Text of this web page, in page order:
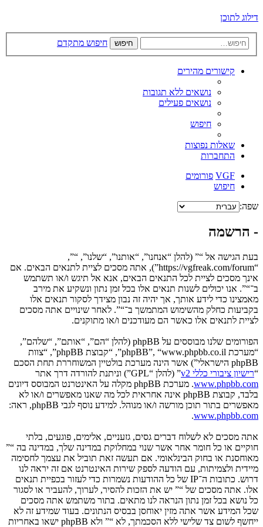
דילוג לתוכן
חיפוש חיפוש מתקדם
קישורים מהירים
נושאים ללא תגובות
נושאים פעילים
חיפוש
שאלות נפוצות
התחברות
VGF פורומים
חיפוש
שפה:
- הרשמה
בעת הגישה אל “” (להלן “אנחנו”, “אותנו”, “שלנו”, “”,
“https://vgfreak.com/forum”), אתה מסכים לציית לתנאים הבאים. אם
אינך מסכים לציית לכל התנאים הבאים, אנא אל תיגש ו/או תשתמש
ב־“”. אנו יכולים לשנות תנאים אלו בכל זמן נתון ונשקיע את מירב
מאמצינו כדי לידע אותך, אך יהיה זה נבון מצידך לסקור תנאים אלו
בקביעות כחלק מהשימוש המתמשך ב־“”. לאחר שינויים אתה מסכים
לציית לתנאים אלו כאשר הם מעודכנים ו/או מתוקנים.
הפורומים שלנו מבוססים על phpBB (להלן “הם”, “אותם”, “שלהם”,
“מערכת phpBB”, “www.phpbb.co.il”, “קבוצת phpBB”, “צוות
phpBB הישראלי”) אשר הינה מערכת בולטיין המשוחררת תחת הסכם
“רישיון ציבורי כללי v2
” (להלן “GPL”) וניתנת להורדה דרך אתר
www.phpbb.com
. מערכת phpBB מקלה על האינטרנט המבוסס דיונים
בלבד, קבוצת phpBB אינה אחראית לכל מה שאנו מאפשרים ו/או לא
מאפשרים בתור תוכן מורשה ו/או מנוהל. למידע נוסף לגבי phpBB, ראה:
www.phpbb.com
.
אתה מסכים לא לשלוח דברים גסים, גזעניים, אלימים, פוגעים, בלתי
חוקיים או כל חומר אחר אשר שנוי במחלוקת במדינה שלך, במדינה בה “”
מאוחסנת או בחוק הבינלאומי. אם תעשה זאת תוביל את עצמך לחסימה
מיידית ולצמיתות, עם הודעה לספק שירות האינטרנט אם זה יראה לנו
דרוש. כתובות ה־IP של כל ההודעות נשמרות כדי לעזור בכפיית תנאים
אלו. אתה מסכים של “” יש את הזכות להסיר, לערוך, להעביר או לסגור
כל נושא בכל זמן נתון הנראה לנו מתאים. בתור משתמש אתה מסכים
שכל המידע אשר אתה מזין יאוחסן בבסיס הנתונים. בעוד שמידע זה לא
ייחשף לשום צד שלישי ללא הסכמתך, לא “” ולא phpBB ישאו באחריות